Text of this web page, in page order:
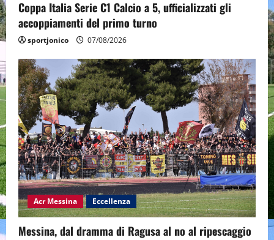
Coppa Italia Serie C1 Calcio a 5, ufficializzati gli
accoppiamenti del primo turno
sportjonico 07/08/2026
Acr Messina Eccellenza
Messina, dal dramma di Ragusa al no al ripescaggio